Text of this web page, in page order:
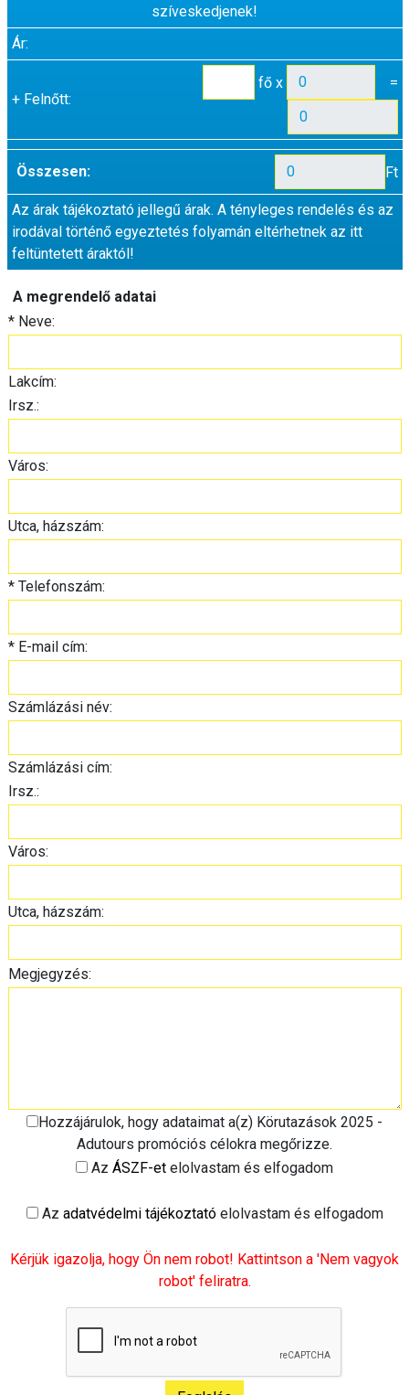
szíveskedjenek!
Ár:
+Felnőtt:
fő x =
Összesen: Ft
Az árak tájékoztató jellegű árak. A tényleges rendelés és az
irodával történő egyeztetés folyamán eltérhetnek az itt
feltüntetett áraktól!
A megrendelő adatai
*Neve:
Lakcím:
Irsz.:
Város:
Utca, házszám:
*Telefonszám:
*E-mail cím:
Számlázási név:
Számlázási cím:
Irsz.:
Város:
Utca, házszám:
Megjegyzés:
Hozzájárulok, hogy adataimat a(z) Körutazások 2025 -
Adutours promóciós célokra megőrizze.
Az ÁSZF-et elolvastam és elfogadom
Az adatvédelmi tájékoztatóelolvastam és elfogadom
Kérjük igazolja, hogy Ön nem robot! Kattintson a 'Nem vagyok
robot' feliratra.